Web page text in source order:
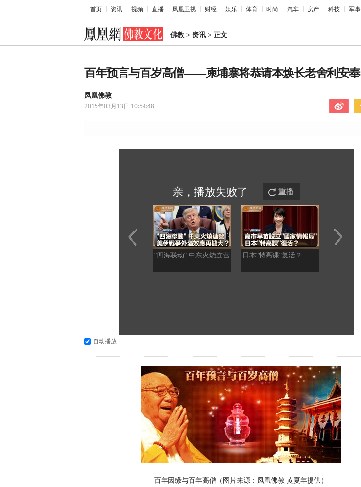
首页 资讯 视频 直播 凤凰卫视 财经 娱乐 体育 时尚 汽车 房产 科技 军事
佛教 > 资讯 > 正文
百年预言与百岁高僧——柬埔寨将恭请本焕长老舍利安奉
凤凰佛教
2015年03月13日 10:54:48
亲，播放失败了 重播
“四海联动” 中东火烧连营 日本“特高课”复活？
自动播放
百年因缘与百年高僧（图片来源：凤凰佛教 黄夏年提供）